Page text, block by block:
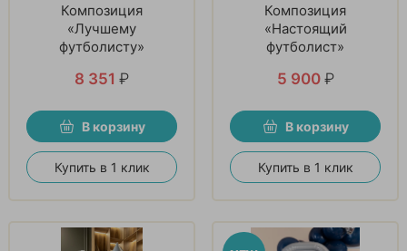
Композиция
«Лучшему
футболисту»
8 351 ₽
В корзину
Купить в 1 клик
Композиция
«Настоящий
футболист»
5 900 ₽
В корзину
Купить в 1 клик